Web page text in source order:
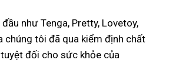
như Tenga, Pretty, Lovetoy,
chúng tôi đã qua kiểm định chất
đối cho sức khỏe của